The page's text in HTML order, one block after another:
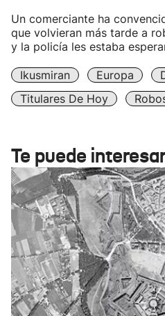
Un comerciante ha
que volvieran más tarde a
y la policía les estaba
Ikusmiran Europa
Titulares De Hoy
Te puede